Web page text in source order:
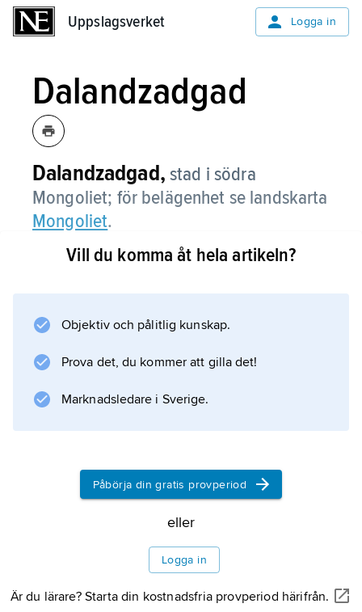
Uppslagsverket Logga in
Dalandzadgad
Dalandzadgad, stad i södra
Mongoliet; för belägenhet se landskarta
Mongoliet.
Information om artikeln
Vill du komma åt hela artikeln?
Objektiv och pålitlig kunskap.
Prova det, du kommer att gilla det!
Marknadsledare i Sverige.
Påbörja din gratis provperiod
eller
Logga in
Är du lärare? Starta din kostnadsfria provperiod härifrån.